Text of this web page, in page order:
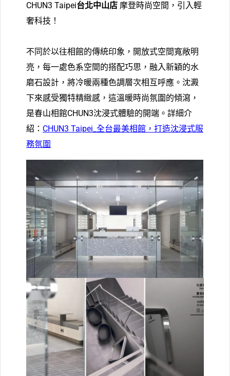
CHUN3 Taipei台北中山店 摩登時尚空間，引入輕
奢科技！
不同於以往相館的傳統印象，開放式空間寬敞明
亮，每一處色系空間的搭配巧思，融入新穎的水
磨石設計，將冷暖兩種色調層次相互呼應。沈澱
下來感受獨特精緻感，這溫暖時尚氛圍的傾瀉，
是春山相館CHUN3沈浸式體驗的開端。 詳細介
紹： CHUN3 Taipei_全台最美相館，打造沈浸式服
務氛圍